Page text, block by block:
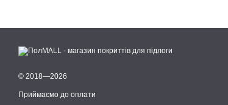
© 2018—2026
Приймаємо до оплати